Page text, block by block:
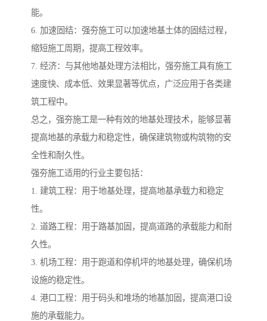
能。
6. 加速固结：强夯施工可以加速地基土体的固结过程，
缩短施工周期，提高工程效率。
7. 经济：与其他地基处理方法相比，强夯施工具有施工
速度快、成本低、效果显著等优点，广泛应用于各类建
筑工程中。
总之，强夯施工是一种有效的地基处理技术，能够显著
提高地基的承载力和稳定性，确保建筑物或构筑物的安
全性和耐久性。
强夯施工适用的行业主要包括：
1. 建筑工程：用于地基处理，提高地基承载力和稳定
性。
2. 道路工程：用于路基加固，提高道路的承载能力和耐
久性。
3. 机场工程：用于跑道和停机坪的地基处理，确保机场
设施的稳定性。
4. 港口工程：用于码头和堆场的地基加固，提高港口设
施的承载能力。